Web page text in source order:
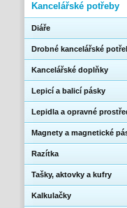
Kancelářské potřeby
Diáře
Drobné kancelářské
Kancelářské doplňky
Lepicí a balicí pásky
Lepidla a opravné
Magnety a magnetické
Razítka
Tašky, aktovky a kufry
Kalkulačky